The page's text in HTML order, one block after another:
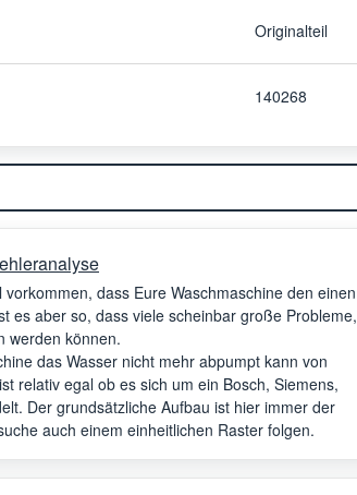
Originalteil
140268
dass Eure Waschmaschine den einen
es aber so, dass viele scheinbar große Probleme,
werden können.
das Wasser nicht mehr abpumpt kann von
relativ egal ob es sich um ein Bosch, Siemens,
Der grundsätzliche Aufbau ist hier immer der
auch einem einheitlichen Raster folgen.